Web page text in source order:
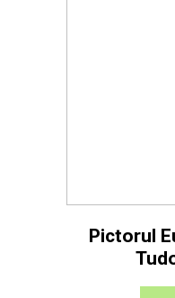
Pictorul